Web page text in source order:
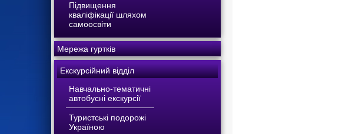
Підвищення
кваліфікації шляхом
самоосвіти
Мережа гуртків
Екскурсійний відділ
Навчально-тематичні
автобусні екскурсії
Туристські подорожі
Україною